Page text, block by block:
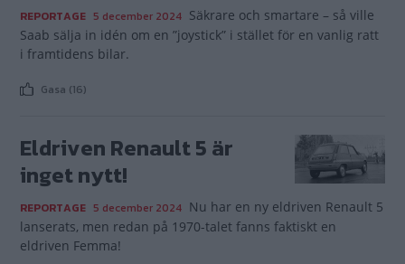
REPORTAGE 5 december 2024 Säkrare och smartare – så ville
Saab sälja in idén om en ”joystick” i stället för en vanlig ratt
i framtidens bilar.
Gasa (16)
Eldriven Renault 5 är
inget nytt!
REPORTAGE 5 december 2024 Nu har en ny eldriven Renault 5
lanserats, men redan på 1970-talet fanns faktiskt en
eldriven Femma!